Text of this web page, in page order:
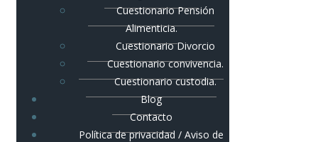
Cuestionario Pensión
Alimenticia.
Cuestionario Divorcio
Cuestionario convivencia.
Cuestionario custodia.
Blog
Contacto
Política de privacidad / Aviso de